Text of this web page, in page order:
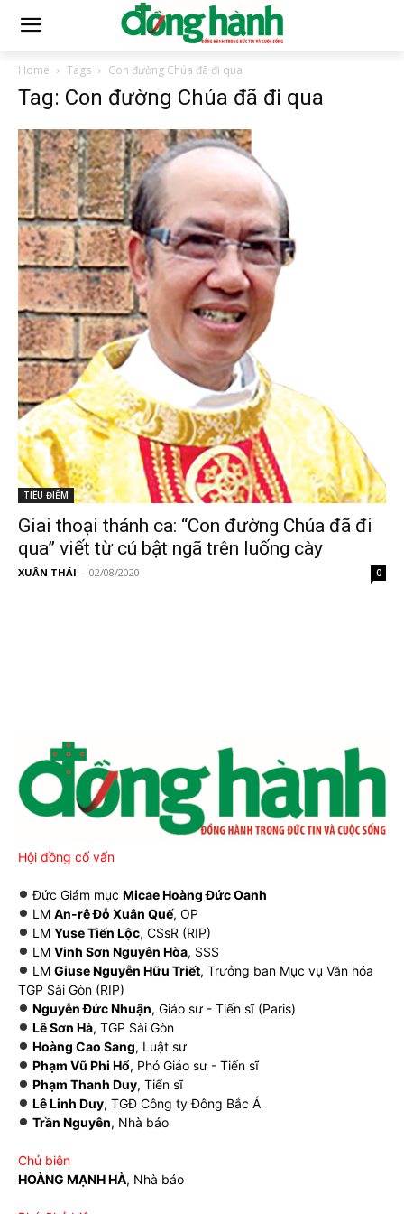
Home Tags Con đường Chúa đã đi qua
Tag: Con đường Chúa đã đi qua
TIÊU ĐIỂM
Giai thoại thánh ca: “Con đường Chúa đã đi
qua” viết từ cú bật ngã trên luống cày
XUÂN THÁI - 02/08/2020 0
Hội đồng cố vấn
Đức Giám mục Micae Hoàng Đức Oanh
LM An-rê Đỗ Xuân Quế, OP
LM Yuse Tiến Lộc, CSsR (RIP)
LM Vinh Sơn Nguyên Hòa, SSS
LM Giuse Nguyễn Hữu Triết, Trưởng ban Mục vụ Văn hóa
TGP Sài Gòn (RIP)
Nguyễn Đức Nhuận, Giáo sư - Tiến sĩ (Paris)
Lê Sơn Hà, TGP Sài Gòn
Hoàng Cao Sang, Luật sư
Phạm Vũ Phi Hổ, Phó Giáo sư - Tiến sĩ
Phạm Thanh Duy, Tiến sĩ
Lê Linh Duy, TGĐ Công ty Đông Bắc Á
Trần Nguyên, Nhà báo
Chủ biên
HOÀNG MẠNH HÀ, Nhà báo